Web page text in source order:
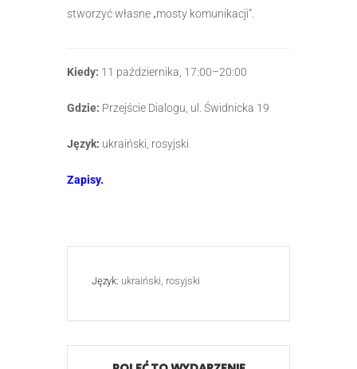
stworzyć własne „mosty komunikacji”.
Kiedy: 11 października, 17:00–20:00
Gdzie: Przejście Dialogu, ul. Świdnicka 19
Język: ukraiński, rosyjski
Zapisy.
Język: ukraiński, rosyjski